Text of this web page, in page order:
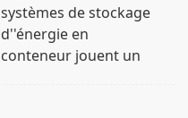
systèmes de stockage
d''énergie en
conteneur jouent un